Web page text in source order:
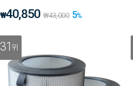
₩40,850 ₩43,000 5%
31위